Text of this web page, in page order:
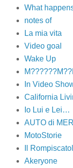
What
notes of
La mia vita
Video goal
Wake Up
In Video
California
Io Lui e Lei…
AUTO di
MotoStorie
Il
Akeryone